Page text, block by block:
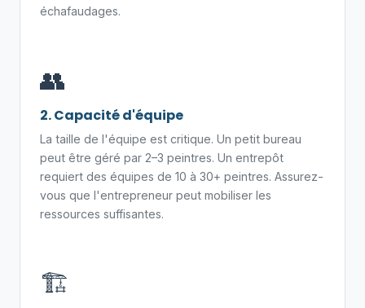
échafaudages.
👥
2. Capacité d'équipe
La taille de l'équipe est critique. Un petit bureau
peut être géré par 2–3 peintres. Un entrepôt
requiert des équipes de 10 à 30+ peintres. Assurez-
vous que l'entrepreneur peut mobiliser les
ressources suffisantes.
🏗️